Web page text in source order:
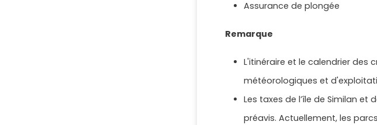
Assurance de plongée
Remarque
L'itinéraire et le calendrier des
météorologiques et
Les taxes de l’île de Similan
préavis. Actuellement, les